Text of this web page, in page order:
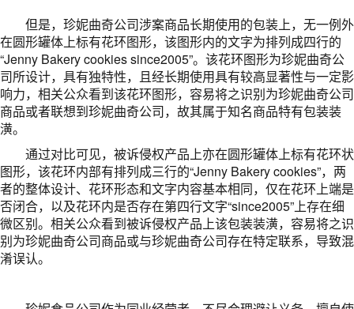
但是，珍妮曲奇公司涉案商品长期使用的包装上，无一例外
在圆形罐体上标有花环图形，该图形内的文字为排列成四行的
“Jenny Bakery cookies since2005”。该花环图形为珍妮曲奇公
司所设计，具有独特性，且经长期使用具有较高显著性与一定影
响力，相关公众看到该花环图形，容易将之识别为珍妮曲奇公司
商品或者联想到珍妮曲奇公司，故其属于知名商品特有包装装
潢。
通过对比可见，被诉侵权产品上亦在圆形罐体上标有花环状
图形，该花环内部有排列成三行的“Jenny Bakery cookies”，两
者的整体设计、花环形态和文字内容基本相同，仅在花环上端是
否闭合，以及花环内是否存在第四行文字“since2005”上存在细
微区别。相关公众看到被诉侵权产品上该包装装潢，容易将之识
别为珍妮曲奇公司商品或与珍妮曲奇公司存在特定联系，导致混
淆误认。